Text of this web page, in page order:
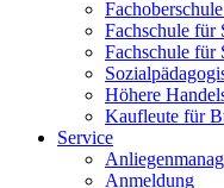
Fachschule für
Fachschule für
Höhere
Kaufleute für
Service
Anmeldung